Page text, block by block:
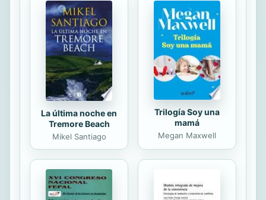
aparición sobre la Tierra, los seres
humanos han sentido la necesidad
de buscar enlaces con ese supuesto
o real más allá y de contestar a las
preguntas: ¿quiénes somos?, ...
La última noche en
Tremore Beach
Mikel Santiago
Trilogía Soy una
mamá
Megan Maxwell